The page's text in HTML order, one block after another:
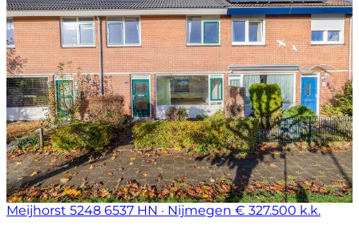
Meijhorst 5248 6537 HN · Nijmegen € 327.500 k.k.